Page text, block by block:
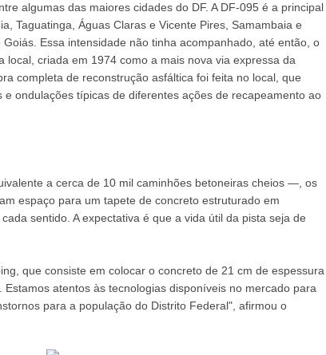
algumas das maiores cidades do DF. A DF-095 é a principal
Taguatinga, Águas Claras e Vicente Pires, Samambaia e
Essa intensidade não tinha acompanhado, até então, o
criada em 1974 como a mais nova via expressa da
completa de reconstrução asfáltica foi feita no local, que
ondulações típicas de diferentes ações de recapeamento ao
a cerca de 10 mil caminhões betoneiras cheios —, os
espaço para um tapete de concreto estruturado em
sentido. A expectativa é que a vida útil da pista seja de
que consiste em colocar o concreto de 21 cm de espessura
atentos às tecnologias disponíveis no mercado para
para a população do Distrito Federal", afirmou o